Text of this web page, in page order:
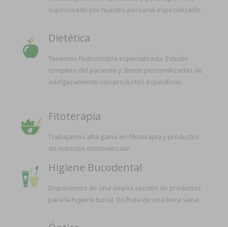
supervisado por nuestro personal especializado.
Dietética
Tenemos Nutricionista especializada. Estudio
completo del paciente y dietas personalizadas de
adelgazamiento con productos específicos.
Fitoterapia
Trabajamos alta gama en fitoterapia y productos
de nutrición ortomolecular.
Higiene Bucodental
Disponemos de una amplia sección de productos
para la higiene bucal. Disfruta de una boca sana.